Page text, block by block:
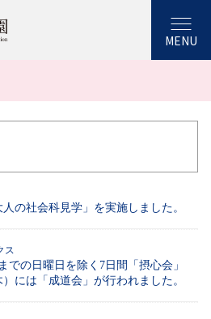
MENU
の社会科見学」を実施しました。
ス
での日曜日を除く7日間「摂心会」
には「成道会」が行われました。